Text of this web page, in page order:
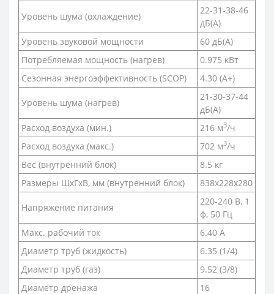
Уровень шума (охлаждение)
22-31-38-46
дБ(А)
Уровень звуковой мощности
60 дБ(А)
Потребляемая мощность (нагрев)
0.975 кВт
Сезонная энергоэффективность (SCOP)
4.30 (A+)
Уровень шума (нагрев)
21-30-37-44
дБ(А)
Расход воздуха (мин.)
216 м3/ч
Расход воздуха (макс.)
702 м3/ч
Вес (внутренний блок)
8.5 кг
Размеры ШхГхВ, мм (внутренний блок)
838х228х280
Напряжение питания
220-240 В, 1
ф, 50 Гц
Макс. рабочий ток
6.40 А
Диаметр труб (жидкость)
6.35 (1/4)
Диаметр труб (газ)
9.52 (3/8)
Диаметр дренажа
16